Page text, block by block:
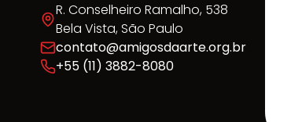
R. Conselheiro Ramalho, 538
Bela Vista, São Paulo
contato@amigosdaarte.org.br
+55 (11) 3882-8080